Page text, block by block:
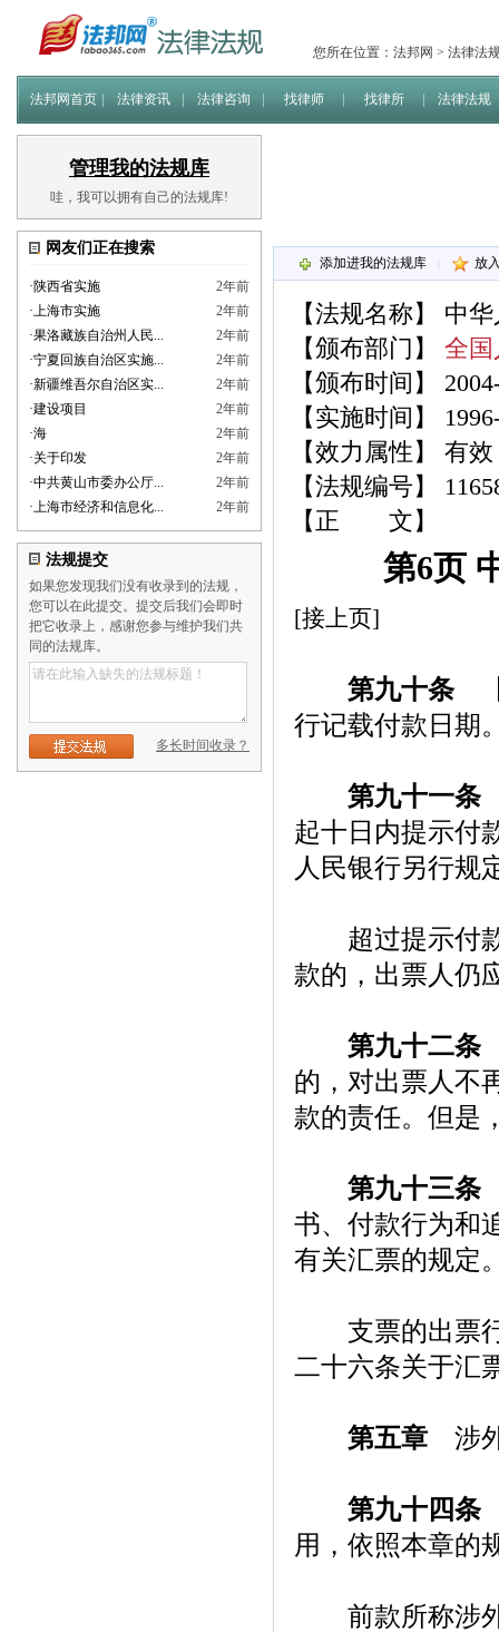
您所在位置： 法邦网 > 法律法
法邦网首页 法律资讯 法律咨询 找律师 找律所 法律法规
管理我的法规库
哇，我可以拥有自己的法规库!
网友们正在搜索
·陕西省实施
2年前
·上海市实施
2年前
·果洛藏族自治州人民...
2年前
·宁夏回族自治区实施...
2年前
·新疆维吾尔自治区实...
2年前
·建设项目
2年前
·海
2年前
·关于印发
2年前
·中共黄山市委办公厅...
2年前
·上海市经济和信息化... 2年前
法规提交
如果您发现我们没有收录到的法规，
您可以在此提交。提交后我们会即时
把它收录上，感谢您参与维护我们共
同的法规库。
多长时间收录？
添加进我的法规库 放
【法规名称】 中华
【颁布部门】 全国
【颁布时间】
【实施时间】
【效力属性】 有效
【法规编号】
【正 文】
第6页
[接上页]
第九十条
行记载付款日期
第九十一条
起十日内提示付
人民银行另行规
超过提示付款
款的，出票人仍
第九十二条
的，对出票人不
款的责任。但是
第九十三条
书、付款行为和
有关汇票的规定
支票的出票行
二十六条关于汇
第五章 涉
第九十四条
用，依照本章的
前款所称涉外